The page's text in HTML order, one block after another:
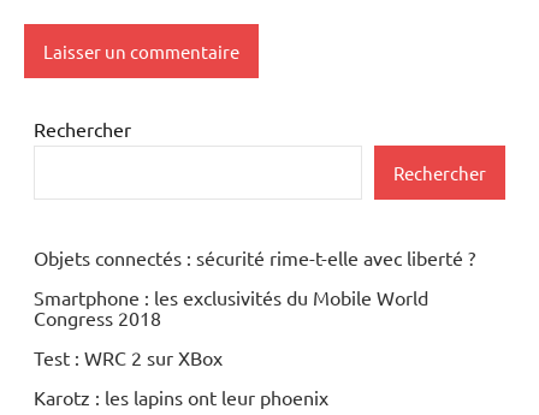
Rechercher
Rechercher
Objets connectés : sécurité rime-t-elle avec liberté ?
Smartphone : les exclusivités du Mobile World
Congress 2018
Test : WRC 2 sur XBox
Karotz : les lapins ont leur phoenix